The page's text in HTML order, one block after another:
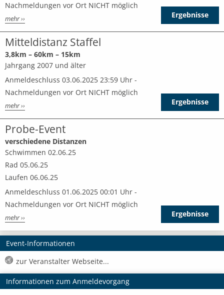
Nachmeldungen vor Ort NICHT möglich
mehr ›› Ergebnisse
Mitteldistanz Staffel
3,8km – 60km – 15km
Jahrgang 2007 und älter
Anmeldeschluss 03.06.2025 23:59 Uhr -
Nachmeldungen vor Ort NICHT möglich
mehr ›› Ergebnisse
Probe-Event
verschiedene Distanzen
Schwimmen 02.06.25
Rad 05.06.25
Laufen 06.06.25
Anmeldeschluss 01.06.2025 00:01 Uhr -
Nachmeldungen vor Ort NICHT möglich
mehr ›› Ergebnisse
Event-Informationen
zur Veranstalter Webseite...
Informationen zum Anmeldevorgang